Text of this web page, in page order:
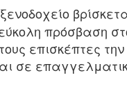
πρόσβαση
επισκέπτες
σε